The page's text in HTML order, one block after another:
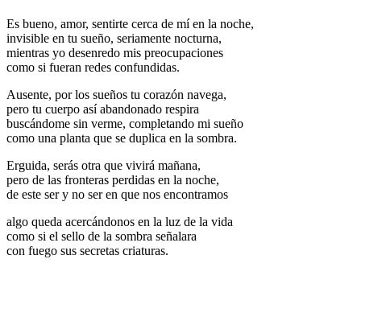
Es bueno, amor, sentirte cerca de mí en la noche,
invisible en tu sueño, seriamente nocturna,
mientras yo desenredo mis preocupaciones
como si fueran redes confundidas.
Ausente, por los sueños tu corazón navega,
pero tu cuerpo así abandonado respira
buscándome sin verme, completando mi sueño
como una planta que se duplica en la sombra.
Erguida, serás otra que vivirá mañana,
pero de las fronteras perdidas en la noche,
de este ser y no ser en que nos encontramos
algo queda acercándonos en la luz de la vida
como si el sello de la sombra señalara
con fuego sus secretas criaturas.